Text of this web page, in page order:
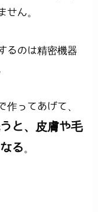
せん。
るのは精密機器
作ってあげて、
と、皮膚や毛
る